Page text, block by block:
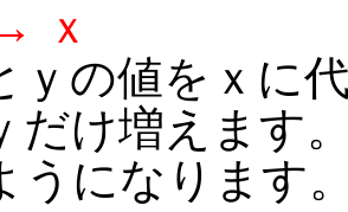
ｘ
の値をｘに
だけ増えます
うになります